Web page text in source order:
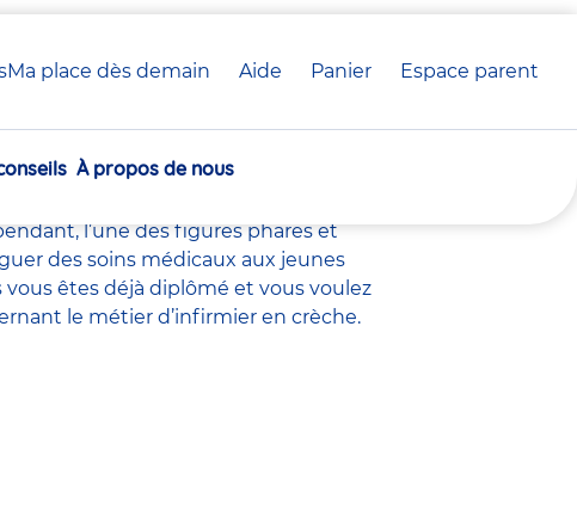
Ma place dès demain Aide Panier crèche(s)
Espace parent
À propos de nous
la crèche, ledirecteur adjoint
l’une des figures phares et
des soins médicaux aux jeunes
êtes déjà diplômé et vous voulez
le métier d’infirmier en crèche.